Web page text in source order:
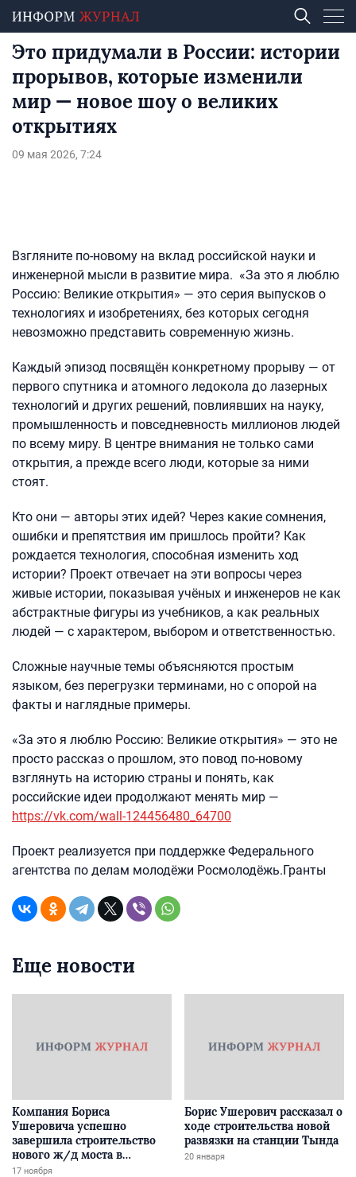
Это придумали в России: истории
прорывов, которые изменили
мир — новое шоу о великих
открытиях
09 мая 2026, 7:24
Взгляните по-новому на вклад российской науки и
инженерной мысли в развитие мира. «За это я люблю
Россию: Великие открытия» — это серия выпусков о
технологиях и изобретениях, без которых сегодня
невозможно представить современную жизнь.
Каждый эпизод посвящён конкретному прорыву — от
первого спутника и атомного ледокола до лазерных
технологий и других решений, повлиявших на науку,
промышленность и повседневность миллионов людей
по всему миру. В центре внимания не только сами
открытия, а прежде всего люди, которые за ними
стоят.
Кто они — авторы этих идей? Через какие сомнения,
ошибки и препятствия им пришлось пройти? Как
рождается технология, способная изменить ход
истории? Проект отвечает на эти вопросы через
живые истории, показывая учёных и инженеров не как
абстрактные фигуры из учебников, а как реальных
людей — с характером, выбором и ответственностью.
Сложные научные темы объясняются простым
языком, без перегрузки терминами, но с опорой на
факты и наглядные примеры.
«За это я люблю Россию: Великие открытия» — это не
просто рассказ о прошлом, это повод по-новому
взглянуть на историю страны и понять, как
российские идеи продолжают менять мир —
https://vk.com/wall-124456480_64700
Проект реализуется при поддержке Федерального
агентства по делам молодёжи Росмолодёжь.Гранты
Еще новости
Компания Бориса
Ушеровича успешно
завершила строительство
нового ж/д моста в
Забайкалье
17 ноября
Борис Ушерович рассказал о
ходе строительства новой
развязки на станции Тында
20 января